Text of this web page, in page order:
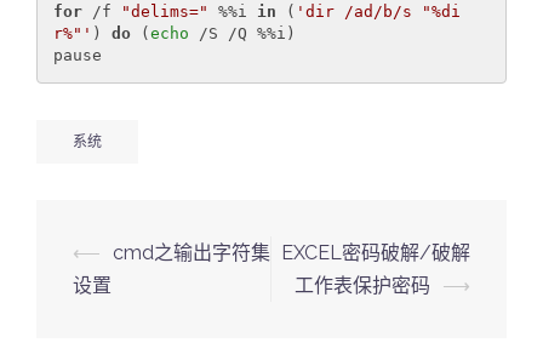
for /f "delims=" %%i in ( 'dir /ad/b/s "%di
r%"' ) do ( echo /S /Q %%i)
pause
系统
Post
navigation
⟵
cmd之输出字符集
设置
EXCEL密码破解/破解
工作表保护密码
⟶